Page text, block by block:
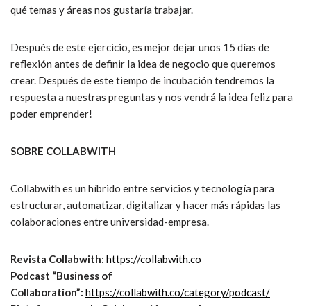
qué temas y áreas nos gustaría trabajar.
Después de este ejercicio, es mejor dejar unos 15 días de
reflexión antes de definir la idea de negocio que queremos
crear. Después de este tiempo de incubación tendremos la
respuesta a nuestras preguntas y nos vendrá la idea feliz para
poder emprender!
SOBRE COLLABWITH
Collabwith es un híbrido entre servicios y tecnología para
estructurar, automatizar, digitalizar y hacer más rápidas las
colaboraciones entre universidad-empresa.
Revista Collabwith: https://collabwith.co
Podcast “Business of
Collaboration”: https://collabwith.co/category/podcast/